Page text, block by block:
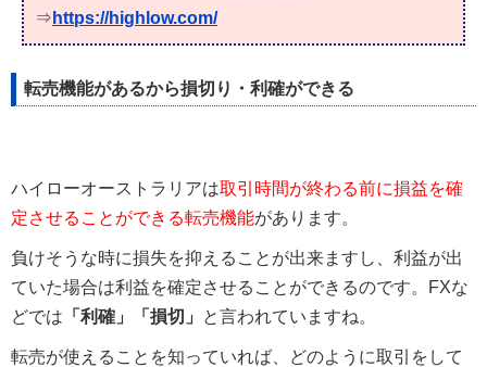
⇒ https://highlow.com/
転売機能があるから損切り・利確ができる
ハイローオーストラリアは取引時間が終わる前に損益を確
定させることができる転売機能があります。
負けそうな時に損失を抑えることが出来ますし、利益が出
ていた場合は利益を確定させることができるのです。FXな
どでは 「利確」「損切」 と言われていますね。
転売が使えることを知っていれば、どのように取引をして